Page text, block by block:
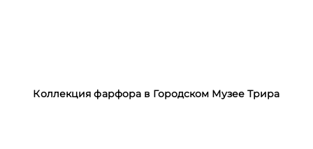
Коллекция фарфора в Городском Музее Трира